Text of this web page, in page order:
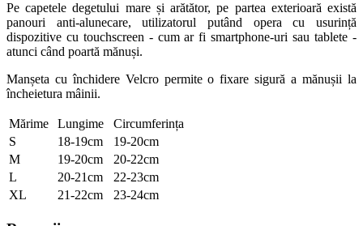
Pe capetele degetului mare și arătător, pe partea exterioară există
panouri anti-alunecare, utilizatorul putând opera cu usurință
dispozitive cu touchscreen - cum ar fi smartphone-uri sau tablete -
atunci când poartă mănuși.
Manșeta cu închidere Velcro permite o fixare sigură a mănușii la
încheietura mâinii.
Mărime Lungime
Circumferința
S
18-19cm
19-20cm
M
19-20cm
20-22cm
L
20-21cm
22-23cm
XL
21-22cm 23-24cm